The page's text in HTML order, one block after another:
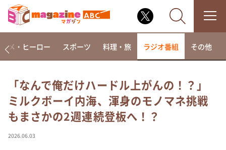
なるみ・岡村の過ぎるTV
相席食堂
これ余談なんですけど・・・
メ・ヒーロー スポーツ 料理・旅 ラジオ番組 その他
「なんで俺だけハードル上がんの！？」
ミルクボーイ内海、渾身のモノマネ挑戦
もまさかの2週連続登板へ！？
2026.06.03